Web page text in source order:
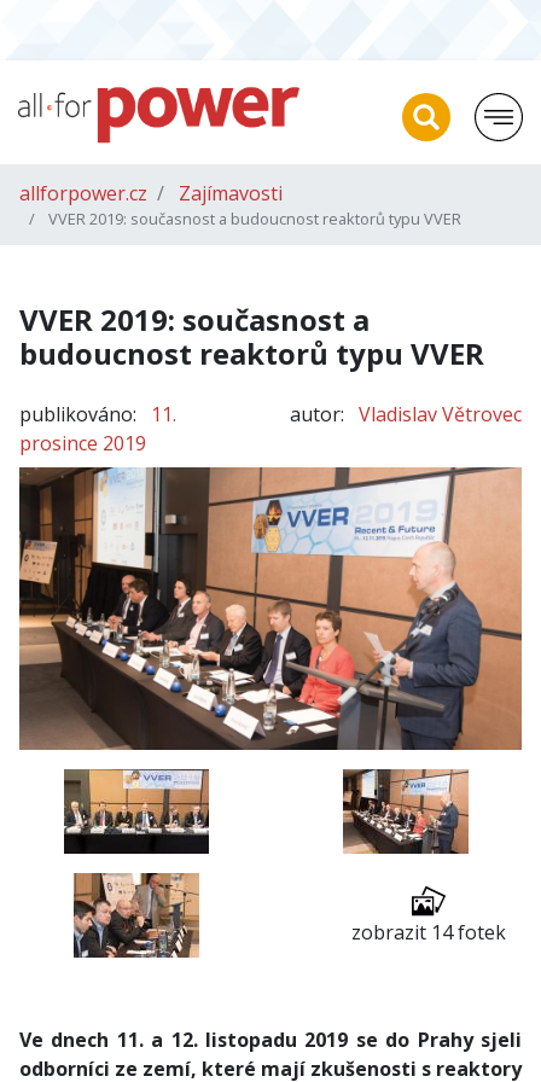
allforpower.cz Zajímavosti
VVER 2019: současnost a budoucnost reaktorů typu VVER
VVER 2019: současnost a
budoucnost reaktorů typu VVER
publikováno:
11.
prosince 2019
autor: Vladislav Větrovec
zobrazit 14 fotek
Ve dnech 11. a 12. listopadu 2019 se do Prahy sjeli
odborníci ze zemí, které mají zkušenosti s reaktory